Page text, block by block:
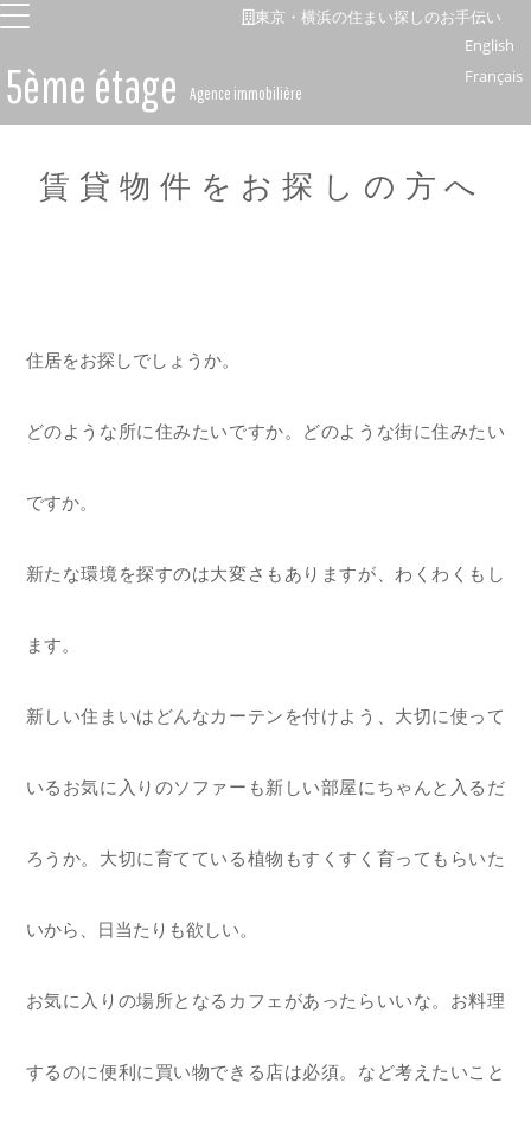
東京・横浜の住まい探しのお手伝い
5ème étage Agence immobilière
Français
English
ホーム
賃貸物件をお探しの方へ
住居をお探しでしょうか。
どのような所に住みたいですか。どのような街に住みたい
ですか。
新たな環境を探すのは大変さもありますが、わくわくもし
ます。
新しい住まいはどんなカーテンを付けよう、大切に使って
いるお気に入りのソファーも新しい部屋にちゃんと入るだ
ろうか。大切に育てている植物もすくすく育ってもらいた
いから、日当たりも欲しい。
お気に入りの場所となるカフェがあったらいいな。お料理
するのに便利に買い物できる店は必須。など考えたいこと